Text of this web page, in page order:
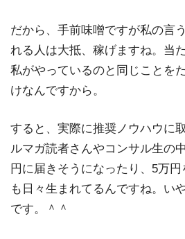
だから、手前味噌ですが私の言
れる人は大抵、稼げますね。当
私がやっているのと同じことを
けなんですから。
すると、実際に推奨ノウハウに
ルマガ読者さんやコンサル生の
円に届きそうになったり、5万
も日々生まれてるんですね。い
です。＾＾